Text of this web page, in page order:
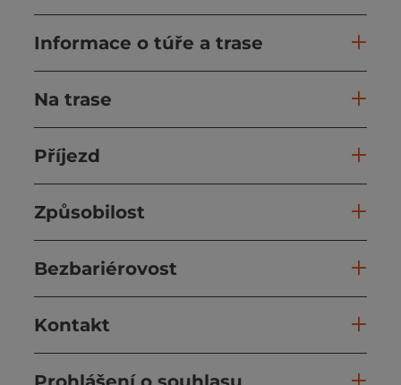
Informace o túře a trase
Na trase
Příjezd
Způsobilost
Bezbariérovost
Kontakt